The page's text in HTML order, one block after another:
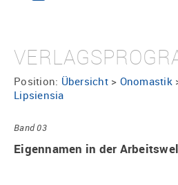
Position: Übersicht> Onomastik
Lipsiensia
Band 03
Eigennamen in der